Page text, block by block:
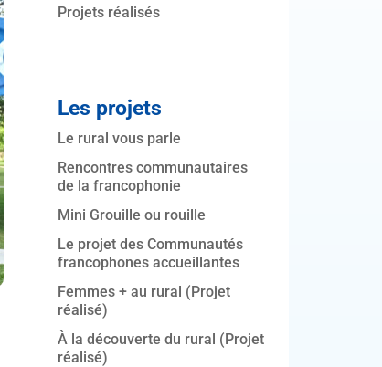
Projets réalisés
Les projets
Le rural vous parle
Rencontres communautaires
de la francophonie
Mini Grouille ou rouille
Le projet des Communautés
francophones accueillantes
Femmes + au rural (Projet
réalisé)
À la découverte du rural (Projet
réalisé)